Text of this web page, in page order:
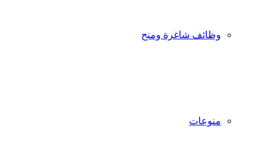
وظائف شاغرة ومنح
منوعات